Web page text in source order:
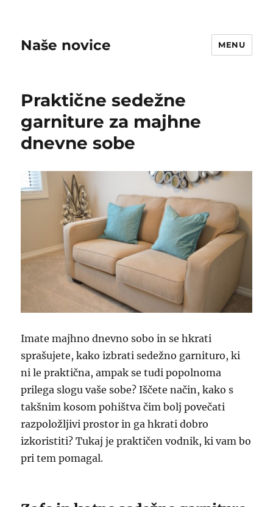
Naše novice MENU
Praktične sedežne
garniture za majhne
dnevne sobe
Imate majhno dnevno sobo in se hkrati
sprašujete, kako izbrati sedežno garnituro, ki
ni le praktična, ampak se tudi popolnoma
prilega slogu vaše sobe? Iščete način, kako s
takšnim kosom pohištva čim bolj povečati
razpoložljivi prostor in ga hkrati dobro
izkoristiti? Tukaj je praktičen vodnik, ki vam bo
pri tem pomagal.